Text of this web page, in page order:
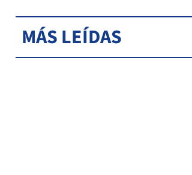
MÁS LEÍDAS